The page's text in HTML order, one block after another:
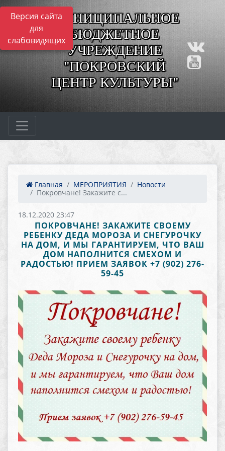
Версия сайта
для
слабовидящих
МУНИЦИПАЛЬНОЕ
БЮДЖЕТНОЕ
УЧРЕЖДЕНИЕ
"ПОКРОВСКИЙ
ЦЕНТР КУЛЬТУРЫ"
Главная МЕРОПРИЯТИЯ
Новости
Покровчане! Закажите с...
18.12.2020 23:47
ПОКРОВЧАНЕ! ЗАКАЖИТЕ СВОЕМУ
РЕБЕНКУ ДЕДА МОРОЗА И СНЕГУРОЧКУ
НА ДОМ, И МЫ ГАРАНТИРУЕМ, ЧТО ВАШ
ДОМ НАПОЛНИТСЯ СМЕХОМ И
РАДОСТЬЮ! ПРИЕМ ЗАЯВОК +7 (902) 276-
59-45